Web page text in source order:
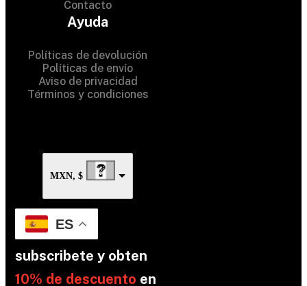
Contacto
Ayuda
Políticas de devolución
Políticas de envío
Aviso de privacidad
Términos y condiciones
MXN, $
ES
subscribete y obten
10% de descuento en